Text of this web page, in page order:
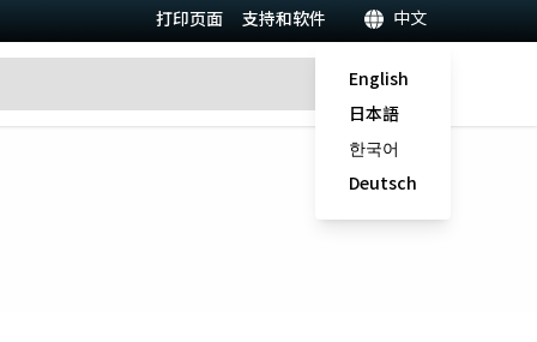
打印页面 支持和软件 中文
English
日本語
한국어
Deutsch